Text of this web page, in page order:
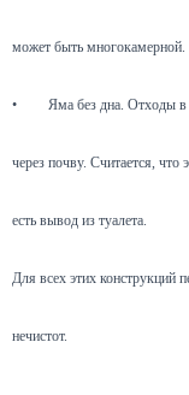
может быть многокамерной.
• Яма без дна. Отходы в
через почву. Считается, что
есть вывод из туалета.
Для всех этих конструкций
нечистот.